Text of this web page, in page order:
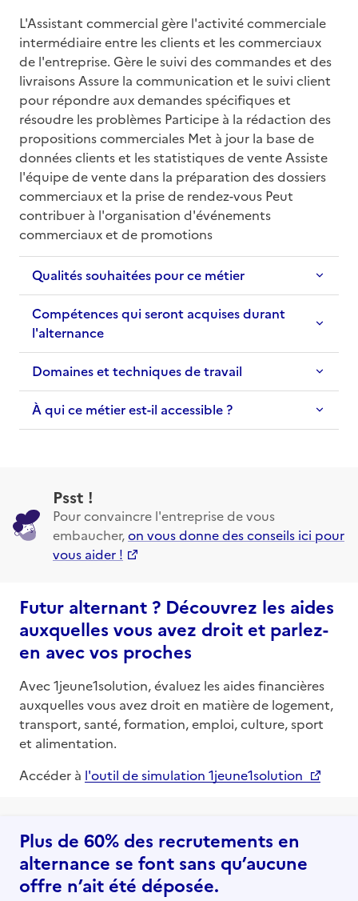
L'Assistant commercial gère l'activité commerciale
intermédiaire entre les clients et les commerciaux
de l'entreprise. Gère le suivi des commandes et des
livraisons Assure la communication et le suivi client
pour répondre aux demandes spécifiques et
résoudre les problèmes Participe à la rédaction des
propositions commerciales Met à jour la base de
données clients et les statistiques de vente Assiste
l'équipe de vente dans la préparation des dossiers
commerciaux et la prise de rendez-vous Peut
contribuer à l'organisation d'événements
commerciaux et de promotions
Qualités souhaitées pour ce métier
Compétences qui seront acquises durant
l'alternance
Domaines et techniques de travail
À qui ce métier est-il accessible ?
Psst !
Pour convaincre l'entreprise de vous
embaucher,on vous donne des conseils ici pour
vous aider !
Futur alternant ? Découvrez les aides
auxquelles vous avez droit et parlez-
en avec vos proches
Avec 1jeune1solution, évaluez les aides financières
auxquelles vous avez droit en matière de logement,
transport, santé, formation, emploi, culture, sport
et alimentation.
Accéder à l'outil de simulation 1jeune1solution
Plus de 60% des recrutements en
alternance se font sans qu’aucune
offre n’ait été déposée.